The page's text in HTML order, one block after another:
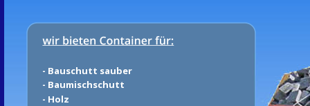
- Bauschutt sauber
- Baumischschutt
- Holz